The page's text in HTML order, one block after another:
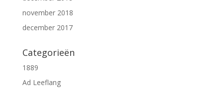
november 2018
december 2017
Categorieën
1889
Ad Leeflang